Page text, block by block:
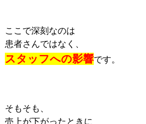
ここで深刻なのは
患者さんではなく、
スタッフへの影響です。
そもそも、
売上が下がったときに